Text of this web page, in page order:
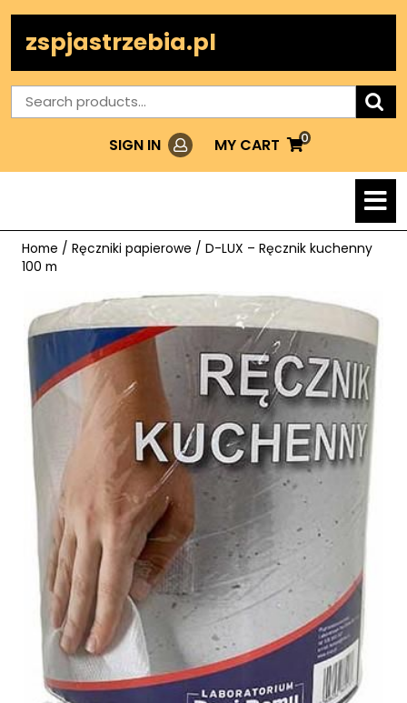
contentzspjastrzebia.pl
Search
for:
SIGN IN LoginMY CART
MY
0
Home / Ręczniki papierowe / D-LUX – Ręcznik kuchenny
100 m